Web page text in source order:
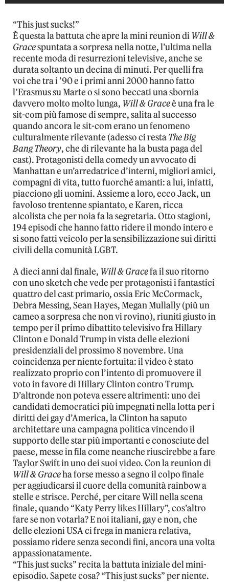
“This just sucks!”
È questa la battuta che apre la mini reunion di Will &
Gracespuntata a sorpresa nella notte, l’ultima nella
recente moda di resurrezioni televisive, anche se
durata soltanto un decina di minuti. Per quelli fra
voi che tra i ’90 e i primi anni 2000 hanno fatto
l’Erasmus su Marte o si sono beccati una sbornia
davvero molto molto lunga, Will & Graceè una fra le
sit-com più famose di sempre, salita al successo
quando ancora le sit-com erano un fenomeno
culturalmente rilevante (adesso ci restaThe Big
Bang Theory, che di rilevante ha la busta paga del
cast). Protagonisti della comedy un avvocato di
Manhattan e un’arredatrice d’interni, migliori amici,
compagni di vita, tutto fuorché amanti: a lui, infatti,
piacciono gli uomini. Assieme a loro, ecco Jack, un
favoloso trentenne spiantato, e Karen, ricca
alcolista che per noia fa la segretaria. Otto stagioni,
194 episodi che hanno fatto ridere il mondo intero e
si sono fatti veicolo per la sensibilizzazione sui diritti
civili della comunità LGBT.
A dieci anni dal finale, Will & Gracefa il suo ritorno
con uno sketch che vede per protagonisti i fantastici
quattro del cast primario, ossia Eric McCormack,
Debra Messing, Sean Hayes, Megan Mullally (più un
cameo a sorpresa che non vi rovino), riuniti giusto in
tempo per il primo dibattito televisivo fra Hillary
Clinton e Donald Trump in vista delle elezioni
presidenziali del prossimo 8 novembre. Una
coincidenza per niente fortuita: il video è stato
realizzato proprio con l’intento di promuovere il
voto in favore di Hillary Clinton contro Trump.
D’altronde non poteva essere altrimenti: uno dei
candidati democratici più impegnati nella lotta per i
diritti dei gay d’America, la Clinton ha saputo
architettare una campagna politica vincendo il
supporto delle star più importanti e conosciute del
paese, messe in fila come neanche riuscirebbe a fare
Taylor Swift in uno dei suoi video. Con la reunion di
Will & Graceha forse messo a segno il colpo finale
per aggiudicarsi il cuore della comunità rainbow a
stelle e strisce. Perché, per citare Will nella scena
finale, quando “Katy Perry likes Hillary”, cos’altro
fare se non votarla? E noi italiani, gay e non, che
delle elezioni USA ci frega in maniera relativa,
possiamo ridere senza secondi fini, ancora una volta
appassionatamente.
“This just sucks” recita la battuta iniziale del mini-
episodio. Sapete cosa? “This just sucks” per niente.